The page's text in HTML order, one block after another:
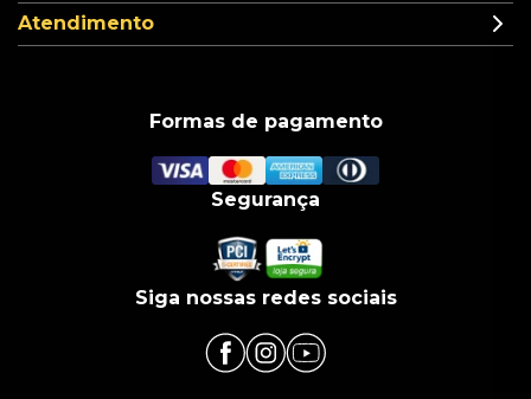
Atendimento
Formas de pagamento
Segurança
Siga nossas redes sociais